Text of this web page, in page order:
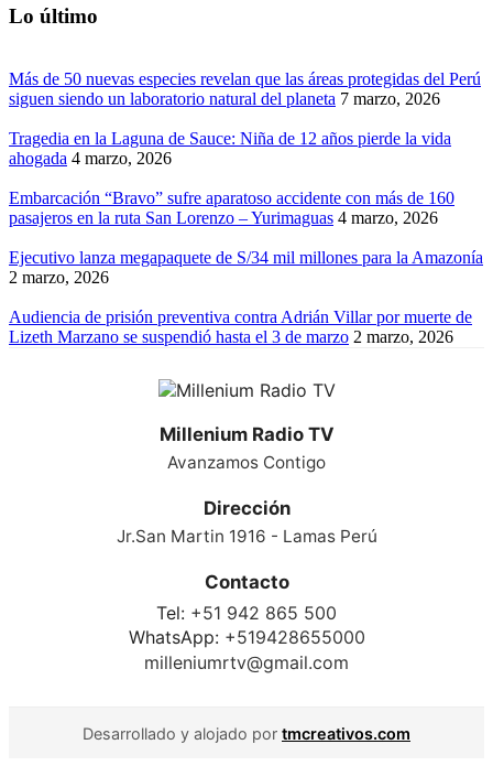
Lo último
Más de 50 nuevas especies revelan que las áreas protegidas del Perú
siguen siendo un laboratorio natural del planeta 7 marzo, 2026
Tragedia en la Laguna de Sauce: Niña de 12 años pierde la vida
ahogada 4 marzo, 2026
Embarcación “Bravo” sufre aparatoso accidente con más de 160
pasajeros en la ruta San Lorenzo – Yurimaguas 4 marzo, 2026
Ejecutivo lanza megapaquete de S/34 mil millones para la Amazonía
2 marzo, 2026
Audiencia de prisión preventiva contra Adrián Villar por muerte de
Lizeth Marzano se suspendió hasta el 3 de marzo 2 marzo, 2026
Millenium Radio TV
Avanzamos Contigo
Dirección
Jr.San Martin 1916 - Lamas Perú
Contacto
Tel: +51 942 865 500
WhatsApp: +519428655000
milleniumrtv@gmail.com
Desarrollado y alojado por tmcreativos.com